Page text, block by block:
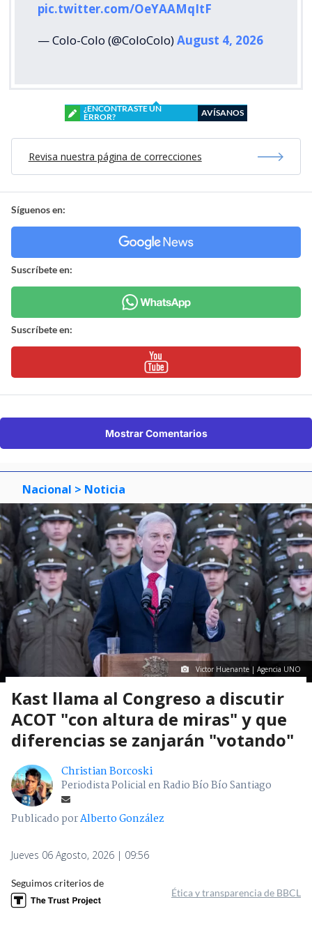
pic.twitter.com/OeYAAMqItF
— Colo-Colo (@ColoColo)August 4, 2026
¿ENCONTRASTE UN
ERROR?
AVÍSANOS
Revisa nuestra página de correcciones
Síguenos en:
Suscríbete en:
Suscríbete en:
Mostrar Comentarios
Nacional > Noticia
Victor Huenante | Agencia UNO
Kast llama al Congreso a discutir
ACOT "con altura de miras" y que
diferencias se zanjarán "votando"
Christian Borcoski
Periodista Policial en Radio Bío Bío Santiago
Publicado porAlberto González
Jueves 06 Agosto, 2026 | 09:56
Seguimos criterios de
Ética y transparencia de BBCL